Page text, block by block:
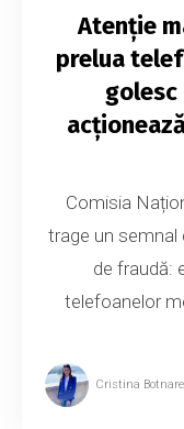
Atenție
prelua
golesc
Comisia
trage un semnal
de fraudă:
telefoanelor
Cristina